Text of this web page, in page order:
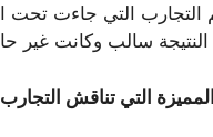
التجارب التي جاءت
سالب وكانت غير
التي تناقش